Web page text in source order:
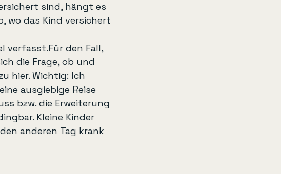
sind, hängt es
wo das Kind versichert
verfasst.Für den Fall,
die Frage, ob und
hier. Wichtig: Ich
ausgiebige Reise
bzw. die Erweiterung
Kleine Kinder
anderen Tag krank